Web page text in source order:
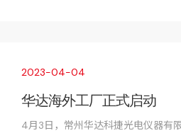
2023-04-04
华达海外工厂正式启动
4月3日，常州华达科捷光电仪器有